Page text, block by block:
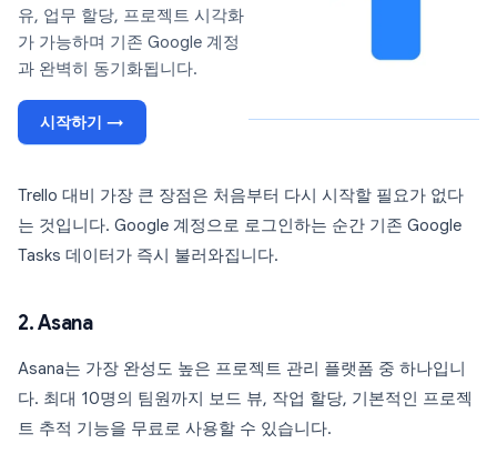
유, 업무 할당, 프로젝트 시각화
가 가능하며 기존 Google 계정
과 완벽히 동기화됩니다.
시작하기 →
Trello 대비 가장 큰 장점은 처음부터 다시 시작할 필요가 없다
는 것입니다. Google 계정으로 로그인하는 순간 기존 Google
Tasks 데이터가 즉시 불러와집니다.
2. Asana
Asana는 가장 완성도 높은 프로젝트 관리 플랫폼 중 하나입니
다. 최대 10명의 팀원까지 보드 뷰, 작업 할당, 기본적인 프로젝
트 추적 기능을 무료로 사용할 수 있습니다.